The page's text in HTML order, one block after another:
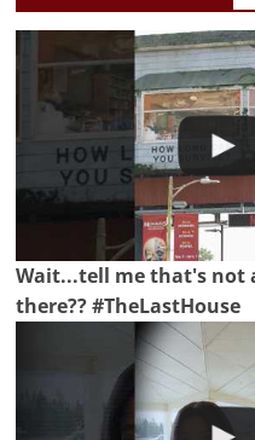
Wait...tell me that's not
there?? #TheLastHouse